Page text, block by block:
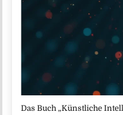
Das Buch „Künstliche